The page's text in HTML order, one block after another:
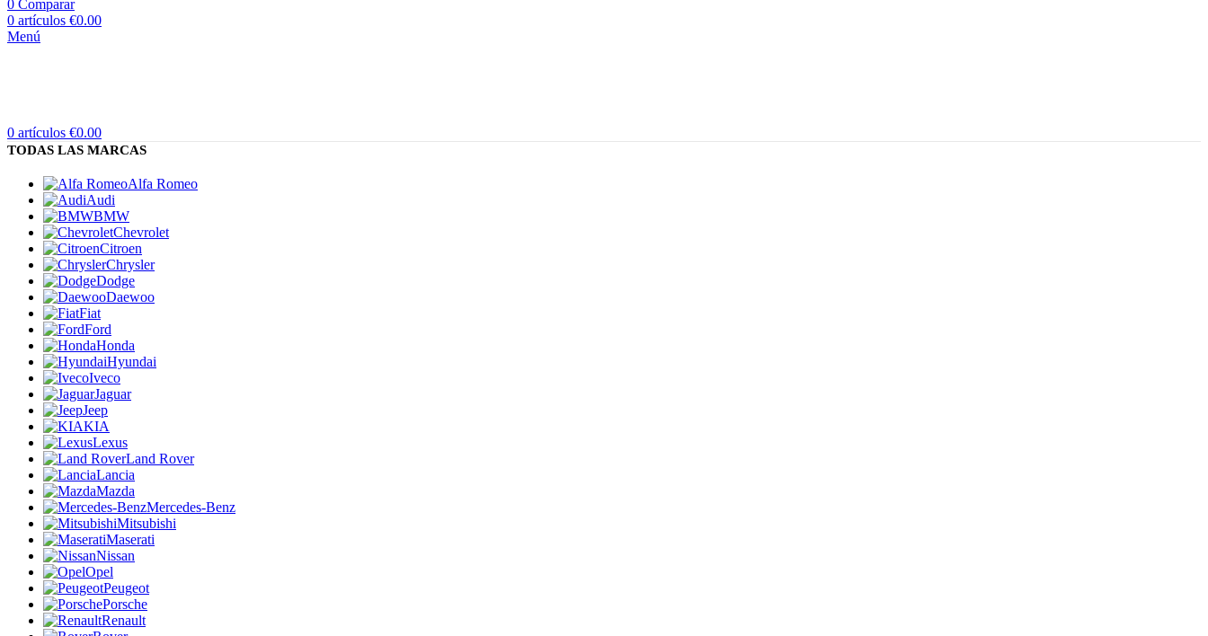
0 Comparar
0 artículos €0.00
Menú
0 artículos €0.00
TODAS LAS MARCAS
Alfa Romeo
Audi
BMW
Chevrolet
Citroen
Chrysler
Dodge
Daewoo
Fiat
Ford
Honda
Hyundai
Iveco
Jaguar
Jeep
KIA
Lexus
Land Rover
Lancia
Mazda
Mercedes-Benz
Mitsubishi
Maserati
Nissan
Opel
Peugeot
Porsche
Renault